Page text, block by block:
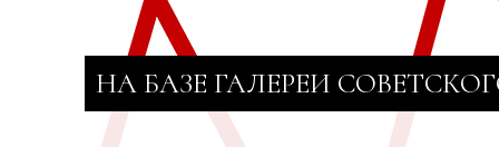
НА БАЗЕ ГАЛЕРЕИ